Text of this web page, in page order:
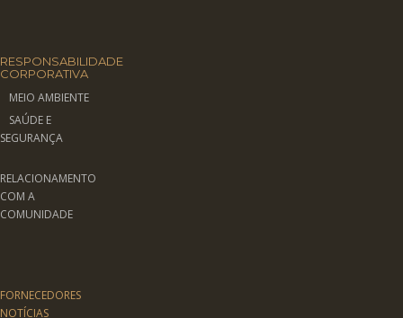
RESPONSABILIDADE
CORPORATIVA
MEIO AMBIENTE
SAÚDE E
SEGURANÇA
RELACIONAMENTO
COM A
COMUNIDADE
FORNECEDORES
NOTÍCIAS